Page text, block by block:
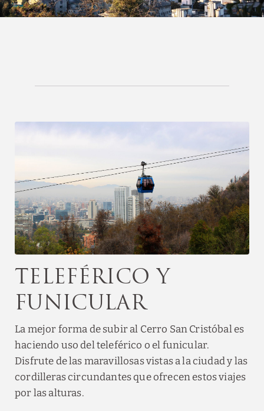
Teleférico y
funicular
La mejor forma de subir al Cerro San Cristóbal es
haciendo uso del teleférico o el funicular.
Disfrute de las maravillosas vistas a la ciudad y las
cordilleras circundantes que ofrecen estos viajes
por las alturas.